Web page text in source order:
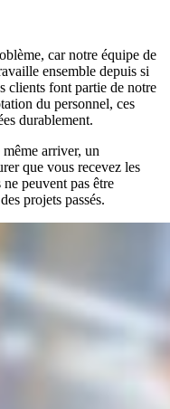
car notre équipe de
ensemble depuis si
clients font partie de notre
du personnel, ces
durablement.
arriver, un
que vous recevez les
peuvent pas être
projets passés.